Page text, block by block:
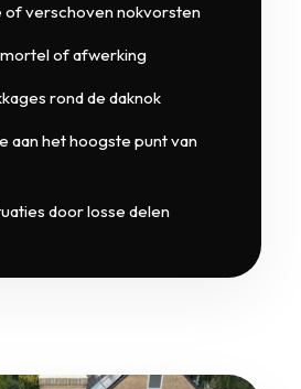
of verschoven nokvorsten
of afwerking
rond de daknok
aan het hoogste punt van
door losse delen